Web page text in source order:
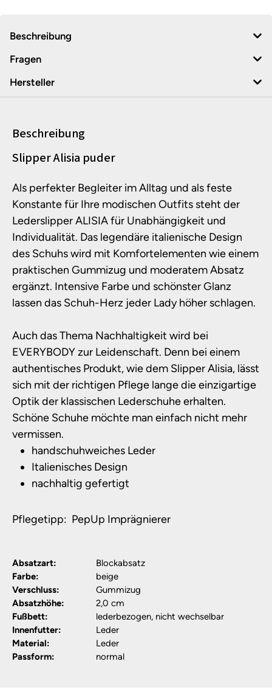
Beschreibung
Fragen
Hersteller
Beschreibung
Produktinformationen
Slipper Alisia puder
Als perfekter Begleiter im Alltag und als feste
Konstante für Ihre modischen Outfits steht der
Lederslipper ALISIA für Unabhängigkeit und
Individualität. Das legendäre italienische Design
des Schuhs wird mit Komfortelementen wie einem
praktischen Gummizug und moderatem Absatz
ergänzt. Intensive Farbe und schönster Glanz
lassen das Schuh-Herz jeder Lady höher schlagen.
Auch das Thema Nachhaltigkeit wird bei
EVERYBODY zur Leidenschaft. Denn bei einem
authentisches Produkt, wie dem Slipper Alisia, lässt
sich mit der richtigen Pflege lange die einzigartige
Optik der klassischen Lederschuhe erhalten.
Schöne Schuhe möchte man einfach nicht mehr
vermissen.
handschuhweiches Leder
Italienisches Design
nachhaltig gefertigt
Pflegetipp: PepUp Imprägnierer
Absatzart:
Blockabsatz
Farbe:
beige
Verschluss:
Gummizug
Absatzhöhe:
2,0 cm
Fußbett:
lederbezogen, nicht wechselbar
Innenfutter:
Leder
Material:
Leder
Passform:
normal